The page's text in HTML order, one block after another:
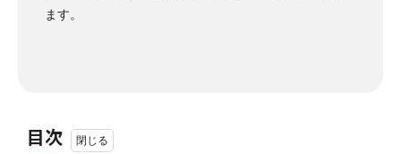
ます。
目次